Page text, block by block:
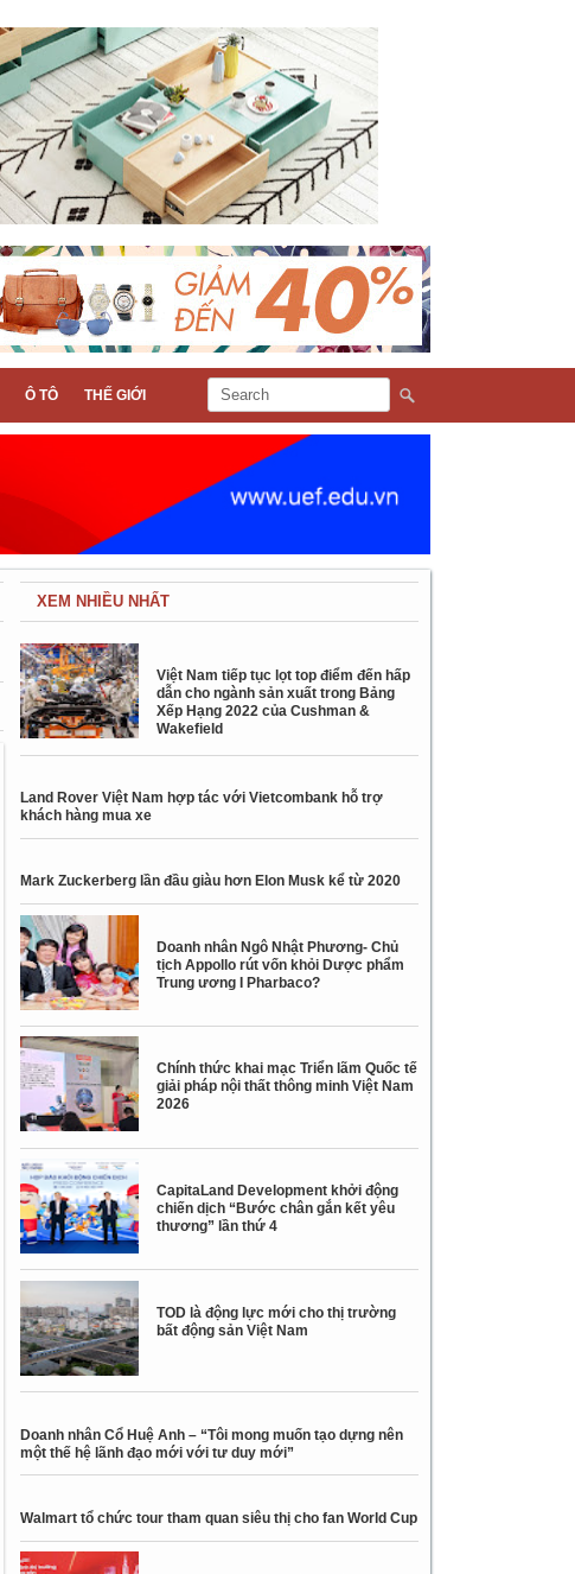
Ô TÔ THẾ GIỚI
XEM NHIỀU NHẤT
Việt Nam tiếp tục lọt top điểm đến hấp
dẫn cho ngành sản xuất trong Bảng
Xếp Hạng 2022 của Cushman &
Wakefield
Land Rover Việt Nam hợp tác với Vietcombank hỗ trợ
khách hàng mua xe
Mark Zuckerberg lần đầu giàu hơn Elon Musk kể từ 2020
Doanh nhân Ngô Nhật Phương- Chủ
tịch Appollo rút vốn khỏi Dược phẩm
Trung ương I Pharbaco?
Chính thức khai mạc Triển lãm Quốc tế
giải pháp nội thất thông minh Việt Nam
2026
CapitaLand Development khởi động
chiến dịch “Bước chân gắn kết yêu
thương” lần thứ 4
TOD là động lực mới cho thị trường
bất động sản Việt Nam
Doanh nhân Cổ Huệ Anh – “Tôi mong muốn tạo dựng nên
một thế hệ lãnh đạo mới với tư duy mới”
Walmart tổ chức tour tham quan siêu thị cho fan World Cup